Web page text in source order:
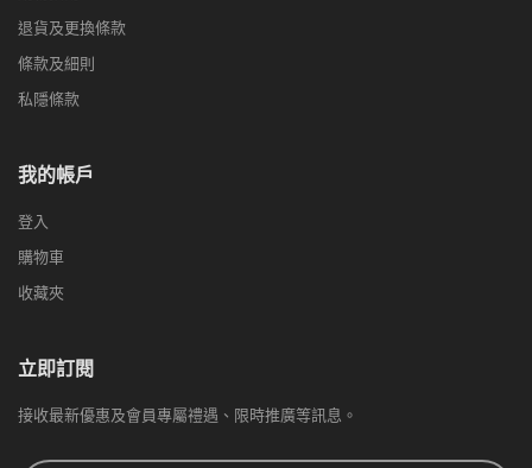
退貨及更換條款
條款及細則
私隱條款
我的帳戶
登入
購物車
收藏夾
立即訂閱
接收最新優惠及會員專屬禮遇、限時推廣等訊息。